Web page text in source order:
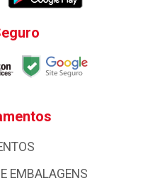
EMBALAGENS